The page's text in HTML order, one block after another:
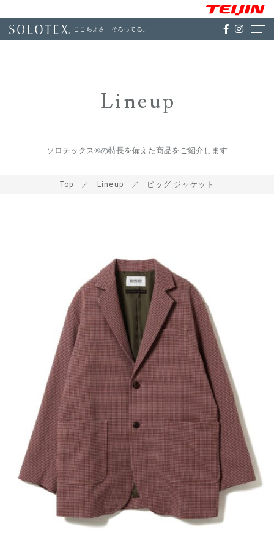
ここちよさ、そろってる。
Lineup
ソロテックス®の特長を備えた商品をご紹介します
Top Lineup ビッグ ジャケット